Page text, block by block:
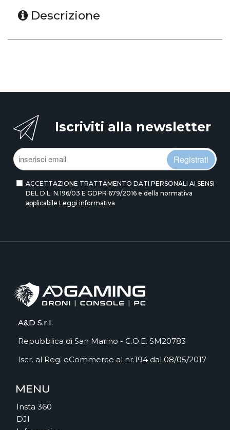
Descrizione
Iscriviti alla newsletter
Registrati
ACCETTAZIONE TRATTAMENTO DATI PERSONALI AI SENSI
DEL D.L. N.196/03 E GDPR 679/2016 e della normativa
applicabile Leggi informativa
A&D S.r.l.
Repubblica di San Marino - C.O.E. SM20783
Iscr. al Reg. eCommerce al nr.194 dal 08/05/2017
MENU
Insta 360
DJI